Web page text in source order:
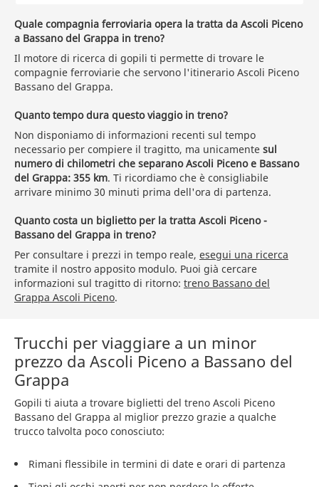
Quale compagnia ferroviaria opera la tratta da Ascoli Piceno
a Bassano del Grappa in treno?
Il motore di ricerca di gopili ti permette di trovare le
compagnie ferroviarie che servono l'itinerario Ascoli Piceno
Bassano del Grappa.
Quanto tempo dura questo viaggio in treno?
Non disponiamo di informazioni recenti sul tempo
necessario per compiere il tragitto, ma unicamente sul
numero di chilometri che separano Ascoli Piceno e Bassano
del Grappa: 355 km. Ti ricordiamo che è consigliabile
arrivare minimo 30 minuti prima dell'ora di partenza.
Quanto costa un biglietto per la tratta Ascoli Piceno -
Bassano del Grappa in treno?
Per consultare i prezzi in tempo reale, esegui una ricerca
tramite il nostro apposito modulo. Puoi già cercare
informazioni sul tragitto di ritorno: treno Bassano del
Grappa Ascoli Piceno.
Trucchi per viaggiare a un minor
prezzo da Ascoli Piceno a Bassano del
Grappa
Gopili ti aiuta a trovare biglietti del treno Ascoli Piceno
Bassano del Grappa al miglior prezzo grazie a qualche
trucco talvolta poco conosciuto:
Rimani flessibile in termini di date e orari di partenza